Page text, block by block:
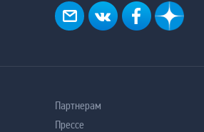
Партнерам
Прессе